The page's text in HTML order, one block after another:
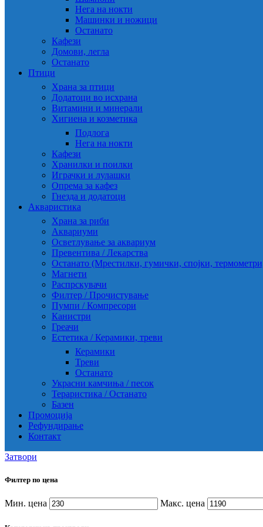
Нега на нокти
Машинки и ножици
Останато
Кафези
Домови, легла
Останато
Птици
Храна за птици
Додатоци во исхрана
Витамини и минерали
Хигиена и козметика
Подлога
Нега на нокти
Кафези
Хранилки и поилки
Играчки и лулашки
Опрема за кафез
Гнезда и додатоци
Акваристика
Храна за риби
Аквариуми
Осветлување за аквариум
Превентива / Лекарства
Останато (Мрестилки, гумички, спојки,
Магнети
Распрскувачи
Филтер / Прочистување
Пумпи / Компресори
Канистри
Греачи
Естетика / Керамики, треви
Керамики
Треви
Останато
Украсни камчиња / песок
Тераристика / Останато
Базен
Промоција
Рефундирање
Контакт
Затвори
Филтер по цена
Мин. цена Макс. цена